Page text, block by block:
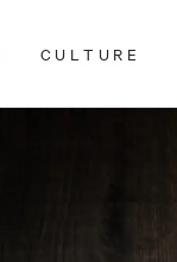
CULTURE